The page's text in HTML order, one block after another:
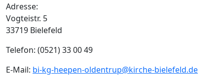
Adresse:
Vogteistr. 5
33719 Bielefeld
Telefon: (0521) 33 00 49
E-Mail: bi-kg-heepen-oldentrup@kirche-bielefeld.de